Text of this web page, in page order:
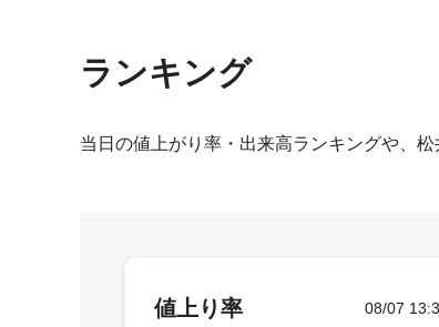
ランキング
当日の値上がり率・出来高ランキングや、